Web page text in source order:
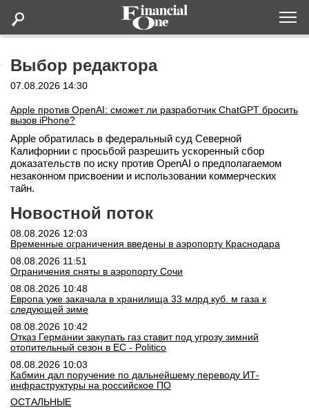
Статьи
Дайджесты
Lifestyle
Мероприятия
Новости
вконтакте
телеграм
Стать автором
Вход
Выбор редактора
07.08.2026 14:30
Apple против OpenAI: сможет ли разработчик ChatGPT бросить
вызов iPhone?
Apple обратилась в федеральный суд Северной
Калифорнии с просьбой разрешить ускоренный сбор
доказательств по иску против OpenAI о предполагаемом
незаконном присвоении и использовании коммерческих
тайн.
Новостной поток
08.08.2026 12:03
Временные ограничения введены в аэропорту Краснодара
08.08.2026 11:51
Ограничения сняты в аэропорту Сочи
08.08.2026 10:48
Европа уже закачала в хранилища 33 млрд куб. м газа к
следующей зиме
08.08.2026 10:42
Отказ Германии закупать газ ставит под угрозу зимний
отопительный сезон в ЕС - Politico
08.08.2026 10:03
Кабмин дал поручение по дальнейшему переводу ИТ-
инфраструктуры на российское ПО
ОСТАЛЬНЫЕ